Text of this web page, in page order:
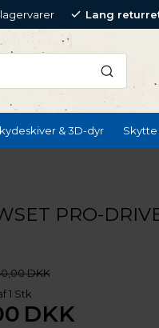
Lang
& 3D-dyr
PRO-
DKK
1 Stk
DKK